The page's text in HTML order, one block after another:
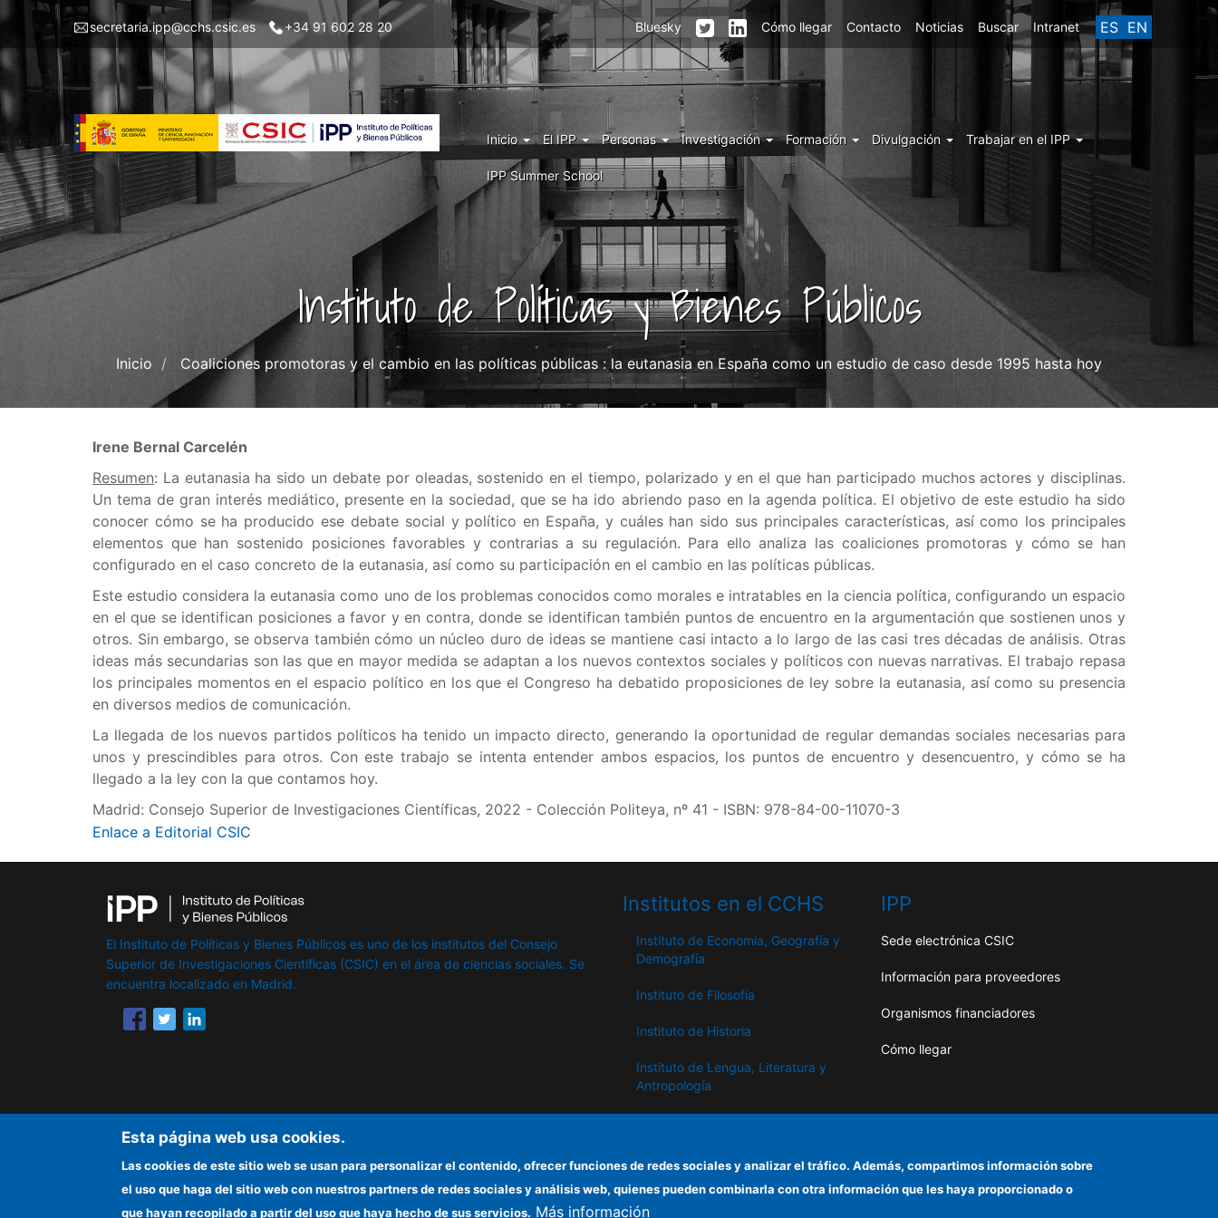
Pasar
contenido
principal
Menu
IPP
secretaria.ipp@cchs.csic.es +34 91 602 28 20 ES EN
Menu
top
right
IPP
Bluesky Cómo llegar Contacto Noticias Buscar Intranet
Menu
Inicio El IPP Personas Investigación Formación Divulgación Trabajar en el IPP
IPP Summer School
Instituto de Políticas y Bienes Públicos
Inicio Coaliciones promotoras y el cambio en las políticas públicas : la eutanasia en España como un estudio de caso desde 1995 hasta hoy
Irene Bernal Carcelén
Resumen: La eutanasia ha sido un debate por oleadas, sostenido en el tiempo, polarizado y en el que han participado muchos actores y disciplinas.
Un tema de gran interés mediático, presente en la sociedad, que se ha ido abriendo paso en la agenda política. El objetivo de este estudio ha sido
conocer cómo se ha producido ese debate social y político en España, y cuáles han sido sus principales características, así como los principales
elementos que han sostenido posiciones favorables y contrarias a su regulación. Para ello analiza las coaliciones promotoras y cómo se han
configurado en el caso concreto de la eutanasia, así como su participación en el cambio en las políticas públicas.
Este estudio considera la eutanasia como uno de los problemas conocidos como morales e intratables en la ciencia política, configurando un espacio
en el que se identifican posiciones a favor y en contra, donde se identifican también puntos de encuentro en la argumentación que sostienen unos y
otros. Sin embargo, se observa también cómo un núcleo duro de ideas se mantiene casi intacto a lo largo de las casi tres décadas de análisis. Otras
ideas más secundarias son las que en mayor medida se adaptan a los nuevos contextos sociales y políticos con nuevas narrativas. El trabajo repasa
los principales momentos en el espacio político en los que el Congreso ha debatido proposiciones de ley sobre la eutanasia, así como su presencia
en diversos medios de comunicación.
La llegada de los nuevos partidos políticos ha tenido un impacto directo, generando la oportunidad de regular demandas sociales necesarias para
unos y prescindibles para otros. Con este trabajo se intenta entender ambos espacios, los puntos de encuentro y desencuentro, y cómo se ha
llegado a la ley con la que contamos hoy.
Madrid: Consejo Superior de Investigaciones Científicas, 2022 - Colección Politeya, nº 41 - ISBN: 978-84-00-11070-3
Enlace a Editorial CSIC
El Instituto de Políticas y Bienes Públicos es uno de los institutos del Consejo
Superior de Investigaciones Científicas (CSIC) en el área de ciencias sociales. Se
encuentra localizado en Madrid.
Institutos en el CCHS
Instituto de Economía, Geografía y
Demografía
Instituto de Filosofía
Instituto de Historia
Instituto de Lengua, Literatura y
Antropología
Próximo
Instituto de Políticas y Bienes
Públicos
IPP
Sede electrónica CSIC
Información para proveedores
Organismos financiadores
Cómo llegar
Esta página web usa cookies.
Las cookies de este sitio web se usan para personalizar el contenido, ofrecer funciones de redes sociales y analizar el tráfico. Además, compartimos información sobre
el uso que haga del sitio web con nuestros partners de redes sociales y análisis web, quienes pueden combinarla con otra información que les haya proporcionado o
que hayan recopilado a partir del uso que haya hecho de sus servicios. Más información